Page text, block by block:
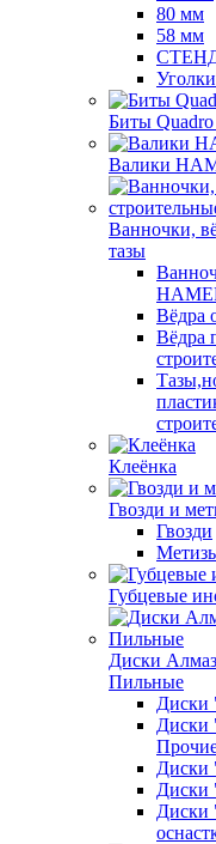
80 мм
58 мм
Биты
Валики
Ванночки,
тазы
Вёдра
Вёдра
Клеёнка
Гвозди и
Гвозди
Губцевые
Диски
Пильные
Диски
Диски
Диски
Диски
Диски